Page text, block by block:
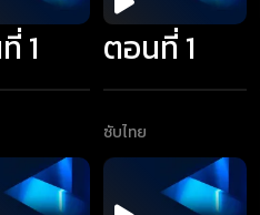
1 ตอนที่ 1
ซับไทย